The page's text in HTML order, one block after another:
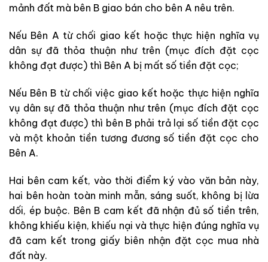
mảnh đất mà bên B giao bán cho bên A nêu trên.
Nếu Bên A từ chối giao kết hoặc thực hiện nghĩa vụ
dân sự đã thỏa thuận như trên (mục đích đặt cọc
không đạt được) thì Bên A bị mất số tiền đặt cọc;
Nếu Bên B từ chối việc giao kết hoặc thực hiện nghĩa
vụ dân sự đã thỏa thuận như trên (mục đích đặt cọc
không đạt được) thì bên B phải trả lại số tiền đặt cọc
và một khoản tiền tương đương số tiền đặt cọc cho
Bên A.
Hai bên cam kết, vào thời điểm ký vào văn bản này,
hai bên hoàn toàn minh mẫn, sáng suốt, không bị lừa
dối, ép buộc. Bên B cam kết đã nhận đủ số tiền trên,
không khiếu kiện, khiếu nại và thực hiện đúng nghĩa vụ
đã cam kết trong giấy biên nhận đặt cọc mua nhà
đất này.